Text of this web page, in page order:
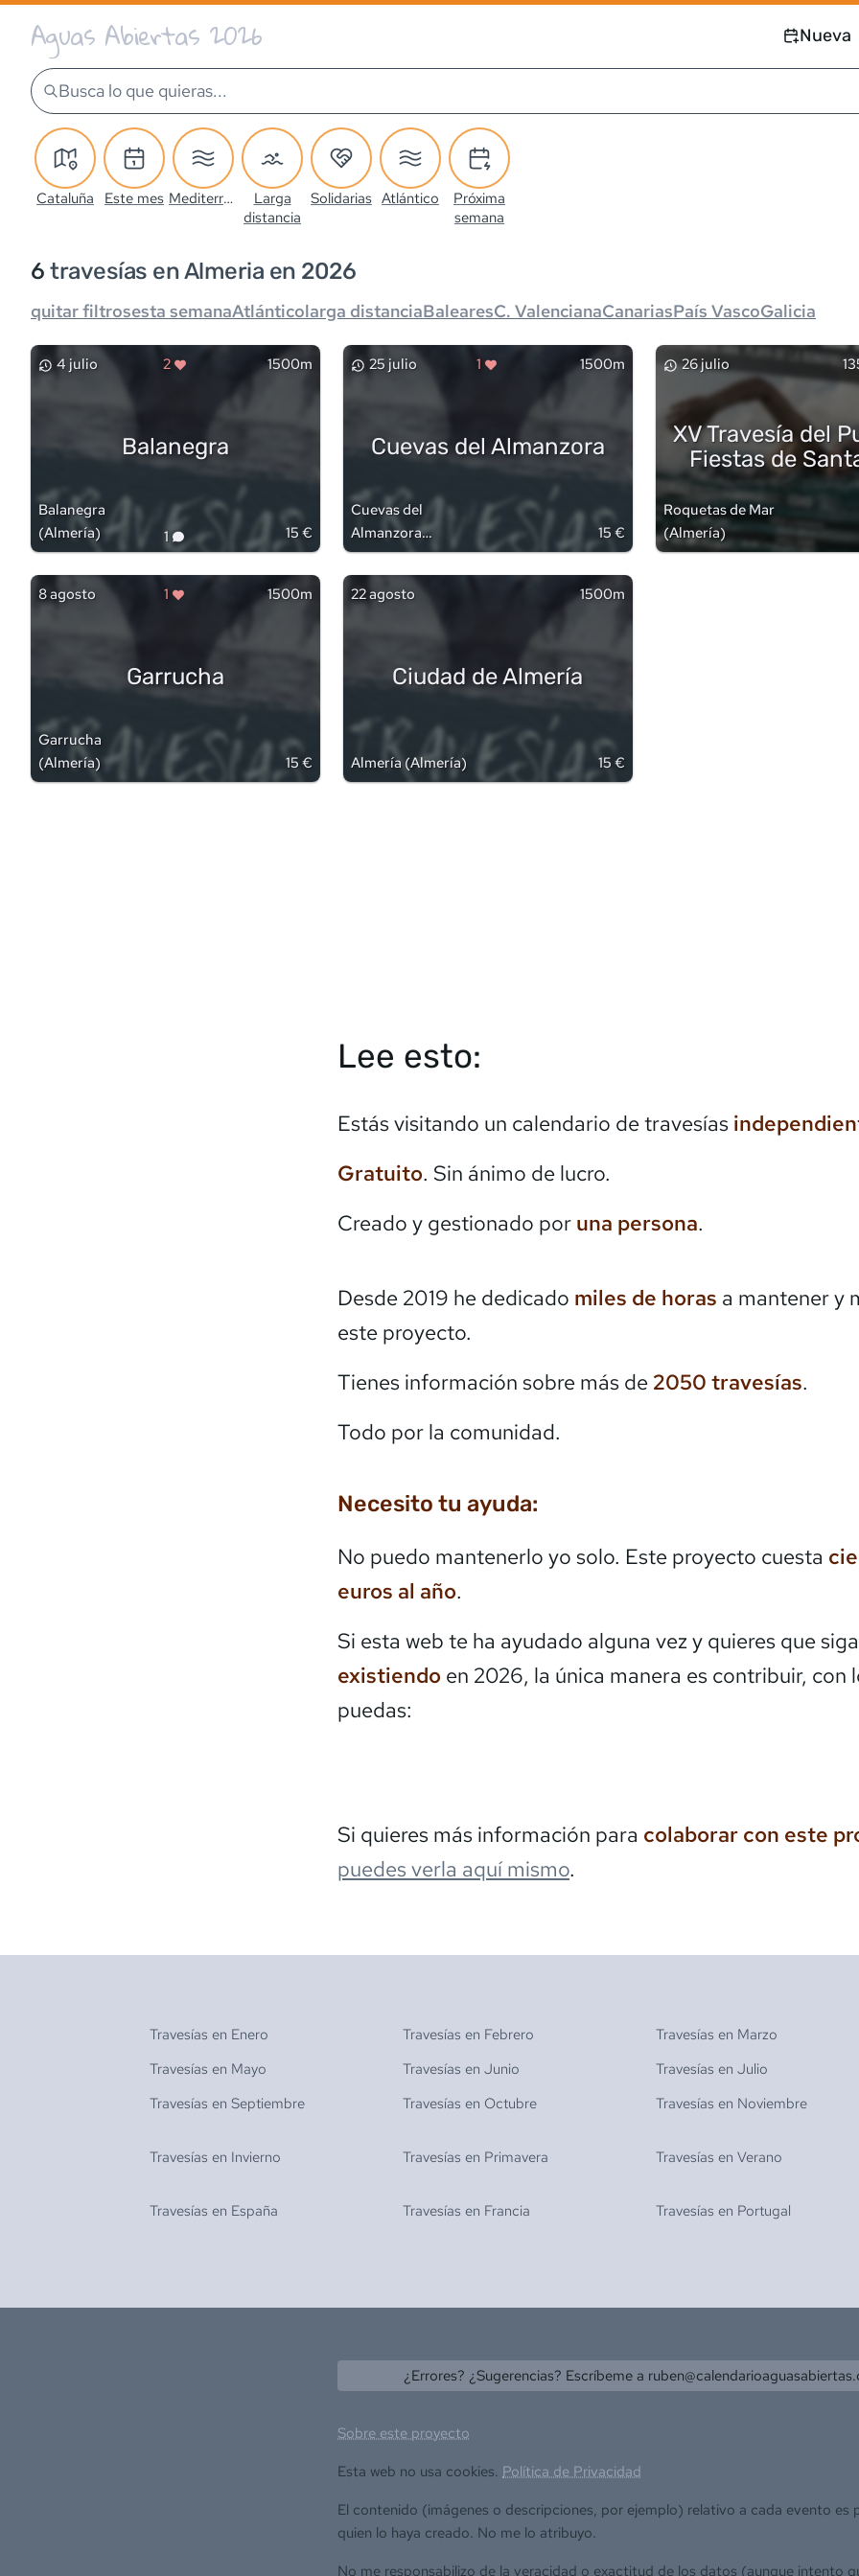
Aguas Abiertas 2026 Nueva
Busca lo que quieras...
Cataluña Este mes Mediterráneo
Larga
distancia
Solidarias Atlántico
Próxima
semana
6 travesías en Almeria en 2026
quitar filtrosesta semanaAtlánticolarga distanciaBalearesC. ValencianaCanariasPaís VascoGalicia
4 julio 2 1500m
Balanegra
Balanegra
(Almería) 1 15 €
25 julio 1 1500m
Cuevas del Almanzora
Cuevas del
Almanzora
(Almería)
15 €
26 julio
XV Travesía del
Fiestas de
Roquetas de Mar
(Almería)
8 agosto 1 1500m
Garrucha
Garrucha
(Almería) 15 €
22 agosto 1500m
Ciudad de Almería
Almería (Almería) 15 €
Lee esto:
Estás visitando un calendario de travesías
Gratuito. Sin ánimo de lucro.
Creado y gestionado por una persona.
Desde 2019 he dedicado miles de horas a mantener y
este proyecto.
Tienes información sobre más de 2050 travesías.
Todo por la comunidad.
Necesito tu ayuda:
No puedo mantenerlo yo solo. Este proyecto cuesta
euros al año.
Si esta web te ha ayudado alguna vez y quieres que siga
existiendo en 2026, la única manera es contribuir, con
puedas:
Si quieres más información para colaborar con este
puedes verla aquí mismo.
Travesías en Enero Travesías en Febrero Travesías en Marzo
Travesías en Mayo Travesías en Junio Travesías en Julio
Travesías en Septiembre Travesías en Octubre Travesías en Noviembre
Travesías en Invierno Travesías en Primavera Travesías en Verano
Travesías en España Travesías en Francia Travesías en Portugal
¿Errores? ¿Sugerencias? Escríbeme a
Sobre este proyecto
Esta web no usa cookies. Política de Privacidad
El contenido (imágenes o descripciones, por ejemplo) relativo a cada evento es
quien lo haya creado. No me lo atribuyo.
No me responsabilizo de la veracidad o exactitud de los datos (aunque intento